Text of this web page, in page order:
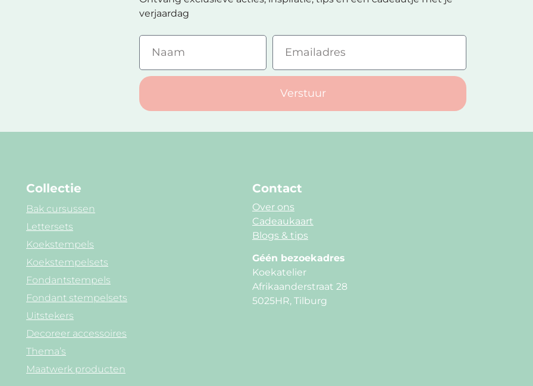
verjaardag
Verstuur
Collectie
Bak cursussen
Lettersets
Koekstempels
Koekstempelsets
Fondantstempels
Fondant stempelsets
Uitstekers
Decoreer accessoires
Thema’s
Maatwerk producten
Contact
Over ons
Cadeaukaart
Blogs & tips
Géén bezoekadres
Koekatelier
Afrikaanderstraat 28
5025HR, Tilburg